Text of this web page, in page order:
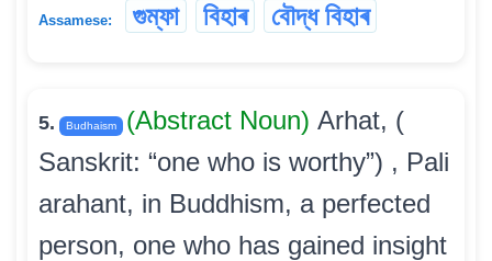
Assamese: গুম্ফা বিহাৰ বৌদ্ধ বিহাৰ
5. Budhaism (Abstract Noun) Arhat, (
Sanskrit: “one who is worthy”) , Pali
arahant, in Buddhism, a perfected
person, one who has gained insight